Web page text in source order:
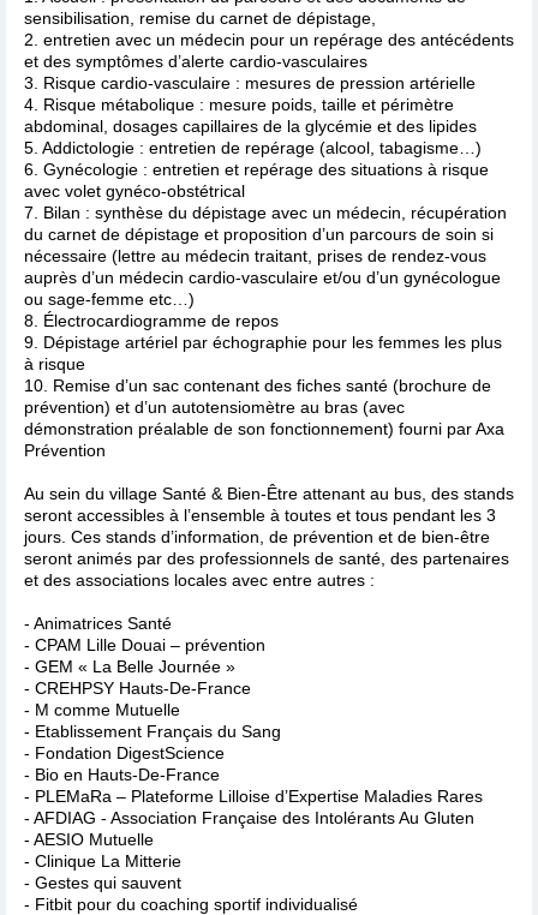
sensibilisation, remise du carnet de dépistage,
2. entretien avec un médecin pour un repérage des antécédents
et des symptômes d’alerte cardio-vasculaires
3. Risque cardio-vasculaire : mesures de pression artérielle
4. Risque métabolique : mesure poids, taille et périmètre
abdominal, dosages capillaires de la glycémie et des lipides
5. Addictologie : entretien de repérage (alcool, tabagisme…)
6. Gynécologie : entretien et repérage des situations à risque
avec volet gynéco-obstétrical
7. Bilan : synthèse du dépistage avec un médecin, récupération
du carnet de dépistage et proposition d’un parcours de soin si
nécessaire (lettre au médecin traitant, prises de rendez-vous
auprès d’un médecin cardio-vasculaire et/ou d’un gynécologue
ou sage-femme etc…)
8. Électrocardiogramme de repos
9. Dépistage artériel par échographie pour les femmes les plus
à risque
10. Remise d’un sac contenant des fiches santé (brochure de
prévention) et d’un autotensiomètre au bras (avec
démonstration préalable de son fonctionnement) fourni par Axa
Prévention
Au sein du village Santé & Bien-Être attenant au bus, des stands
seront accessibles à l’ensemble à toutes et tous pendant les 3
jours. Ces stands d’information, de prévention et de bien-être
seront animés par des professionnels de santé, des partenaires
et des associations locales avec entre autres :
- Animatrices Santé
- CPAM Lille Douai – prévention
- GEM « La Belle Journée »
- CREHPSY Hauts-De-France
- M comme Mutuelle
- Etablissement Français du Sang
- Fondation DigestScience
- Bio en Hauts-De-France
- PLEMaRa – Plateforme Lilloise d’Expertise Maladies Rares
- AFDIAG - Association Française des Intolérants Au Gluten
- AESIO Mutuelle
- Clinique La Mitterie
- Gestes qui sauvent
- Fitbit pour du coaching sportif individualisé